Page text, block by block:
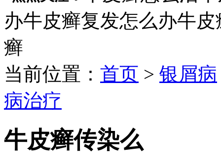
办牛皮癣复发怎么办牛皮
癣
当前位置： 首页 > 银屑病
病治疗
牛皮癣传染么